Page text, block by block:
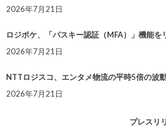
2026年7月21日
ロジポケ、「パスキー認証（MFA）」機能を
2026年7月21日
NTTロジスコ、エンタメ物流の平時5倍の波
2026年7月21日
プレスリ